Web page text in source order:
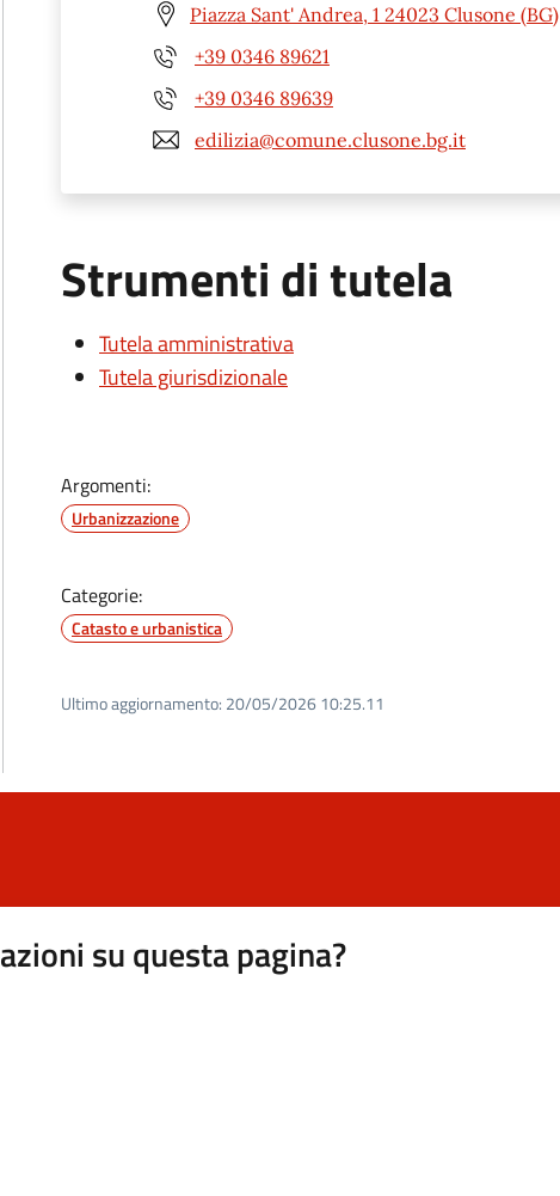
Piazza Sant' Andrea, 1 24023 Clusone (BG)
+39 0346 89621
+39 0346 89639
edilizia@comune.clusone.bg.it
Strumenti di tutela
Tutela amministrativa
Tutela giurisdizionale
Argomenti:
Urbanizzazione
Categorie:
Catasto e urbanistica
Ultimo aggiornamento: 20/05/2026 10:25.11
su questa pagina?